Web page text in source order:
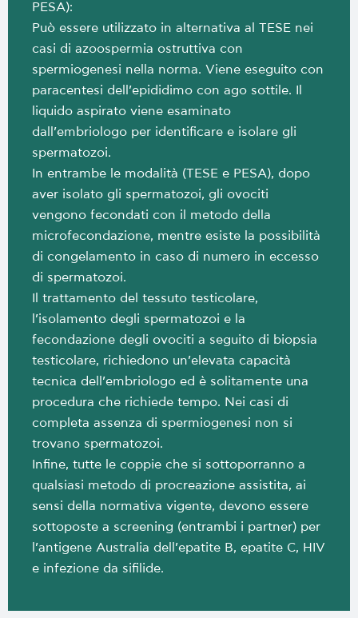
PESA):
Può essere utilizzato in alternativa al TESE nei
casi di azoospermia ostruttiva con
spermiogenesi nella norma. Viene eseguito con
paracentesi dell’epididimo con ago sottile. Il
liquido aspirato viene esaminato
dall’embriologo per identificare e isolare gli
spermatozoi.
In entrambe le modalità (TESE e PESA), dopo
aver isolato gli spermatozoi, gli ovociti
vengono fecondati con il metodo della
microfecondazione, mentre esiste la possibilità
di congelamento in caso di numero in eccesso
di spermatozoi.
Il trattamento del tessuto testicolare,
l’isolamento degli spermatozoi e la
fecondazione degli ovociti a seguito di biopsia
testicolare, richiedono un’elevata capacità
tecnica dell’embriologo ed è solitamente una
procedura che richiede tempo. Nei casi di
completa assenza di spermiogenesi non si
trovano spermatozoi.
Infine, tutte le coppie che si sottoporranno a
qualsiasi metodo di procreazione assistita, ai
sensi della normativa vigente, devono essere
sottoposte a screening (entrambi i partner) per
l’antigene Australia dell’epatite B, epatite C, HIV
e infezione da sifilide.